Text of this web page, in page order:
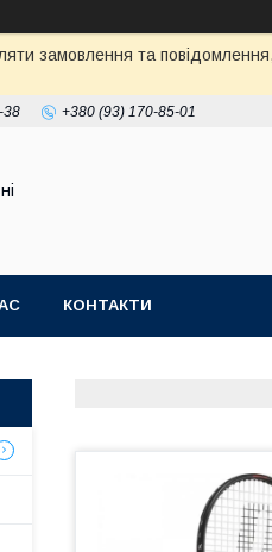
замовлення та
38 +380 (93) 170-85-01
КОНТАКТИ